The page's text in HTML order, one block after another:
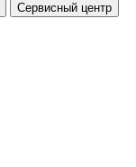
Сервисный центр